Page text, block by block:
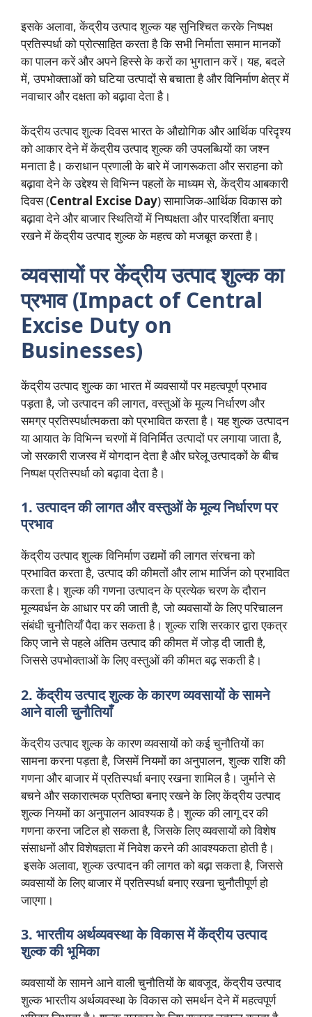
इसके अलावा, केंद्रीय उत्पाद शुल्क यह सुनिश्चित करके निष्पक्ष
प्रतिस्पर्धा को प्रोत्साहित करता है कि सभी निर्माता समान मानकों
का पालन करें और अपने हिस्से के करों का भुगतान करें। यह, बदले
में, उपभोक्ताओं को घटिया उत्पादों से बचाता है और विनिर्माण क्षेत्र में
नवाचार और दक्षता को बढ़ावा देता है।
केंद्रीय उत्पाद शुल्क दिवस भारत के औद्योगिक और आर्थिक परिदृश्य
को आकार देने में केंद्रीय उत्पाद शुल्क की उपलब्धियों का जश्न
मनाता है। कराधान प्रणाली के बारे में जागरूकता और सराहना को
बढ़ावा देने के उद्देश्य से विभिन्न पहलों के माध्यम से, केंद्रीय आबकारी
दिवस (Central Excise Day) सामाजिक-आर्थिक विकास को
बढ़ावा देने और बाजार स्थितियों में निष्पक्षता और पारदर्शिता बनाए
रखने में केंद्रीय उत्पाद शुल्क के महत्व को मजबूत करता है।
व्यवसायों पर केंद्रीय उत्पाद शुल्क का
प्रभाव (Impact of Central
Excise Duty on
Businesses)
केंद्रीय उत्पाद शुल्क का भारत में व्यवसायों पर महत्वपूर्ण प्रभाव
पड़ता है, जो उत्पादन की लागत, वस्तुओं के मूल्य निर्धारण और
समग्र प्रतिस्पर्धात्मकता को प्रभावित करता है। यह शुल्क उत्पादन
या आयात के विभिन्न चरणों में विनिर्मित उत्पादों पर लगाया जाता है,
जो सरकारी राजस्व में योगदान देता है और घरेलू उत्पादकों के बीच
निष्पक्ष प्रतिस्पर्धा को बढ़ावा देता है।
1. उत्पादन की लागत और वस्तुओं के मूल्य निर्धारण पर
प्रभाव
केंद्रीय उत्पाद शुल्क विनिर्माण उद्यमों की लागत संरचना को
प्रभावित करता है, उत्पाद की कीमतों और लाभ मार्जिन को प्रभावित
करता है। शुल्क की गणना उत्पादन के प्रत्येक चरण के दौरान
मूल्यवर्धन के आधार पर की जाती है, जो व्यवसायों के लिए परिचालन
संबंधी चुनौतियाँ पैदा कर सकता है। शुल्क राशि सरकार द्वारा एकत्र
किए जाने से पहले अंतिम उत्पाद की कीमत में जोड़ दी जाती है,
जिससे उपभोक्ताओं के लिए वस्तुओं की कीमत बढ़ सकती है।
2. केंद्रीय उत्पाद शुल्क के कारण व्यवसायों के सामने
आने वाली चुनौतियाँ
केंद्रीय उत्पाद शुल्क के कारण व्यवसायों को कई चुनौतियों का
सामना करना पड़ता है, जिसमें नियमों का अनुपालन, शुल्क राशि की
गणना और बाजार में प्रतिस्पर्धा बनाए रखना शामिल है। जुर्माने से
बचने और सकारात्मक प्रतिष्ठा बनाए रखने के लिए केंद्रीय उत्पाद
शुल्क नियमों का अनुपालन आवश्यक है। शुल्क की लागू दर की
गणना करना जटिल हो सकता है, जिसके लिए व्यवसायों को विशेष
संसाधनों और विशेषज्ञता में निवेश करने की आवश्यकता होती है।
इसके अलावा, शुल्क उत्पादन की लागत को बढ़ा सकता है, जिससे
व्यवसायों के लिए बाजार में प्रतिस्पर्धा बनाए रखना चुनौतीपूर्ण हो
जाएगा।
3. भारतीय अर्थव्यवस्था के विकास में केंद्रीय उत्पाद
शुल्क की भूमिका
व्यवसायों के सामने आने वाली चुनौतियों के बावजूद, केंद्रीय उत्पाद
शुल्क भारतीय अर्थव्यवस्था के विकास को समर्थन देने में महत्वपूर्ण